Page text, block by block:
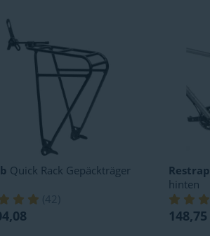
Quick Rack Gepäckträger
(42
Restrap
hinten
148,75